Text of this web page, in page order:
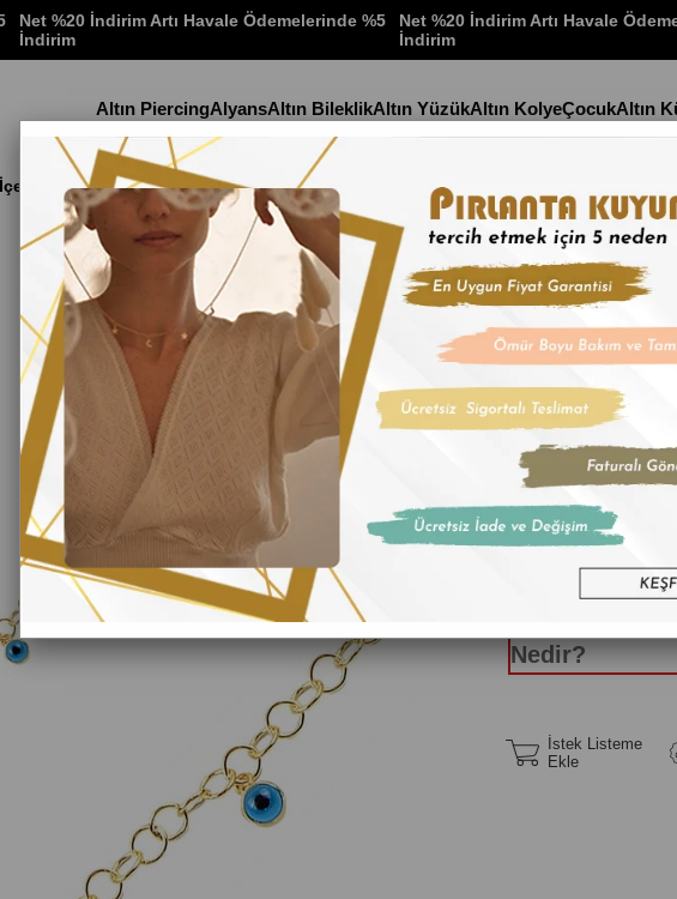
Net %20 İndirim Artı Havale Ödemelerinde %5
İndirim
Net %20 İndirim Artı Havale
İndirim
Altın PiercingAlyansAltın BileklikAltın YüzükAltın KolyeÇocukAltın
Halkalı Göz Boncuklu Bileklik
Stok Kodu
Altın İç İçe
İndirim Oranı : %18
₺18.965,28
₺6.321,76 'den
Nedir?
İstek Listeme
Ekle